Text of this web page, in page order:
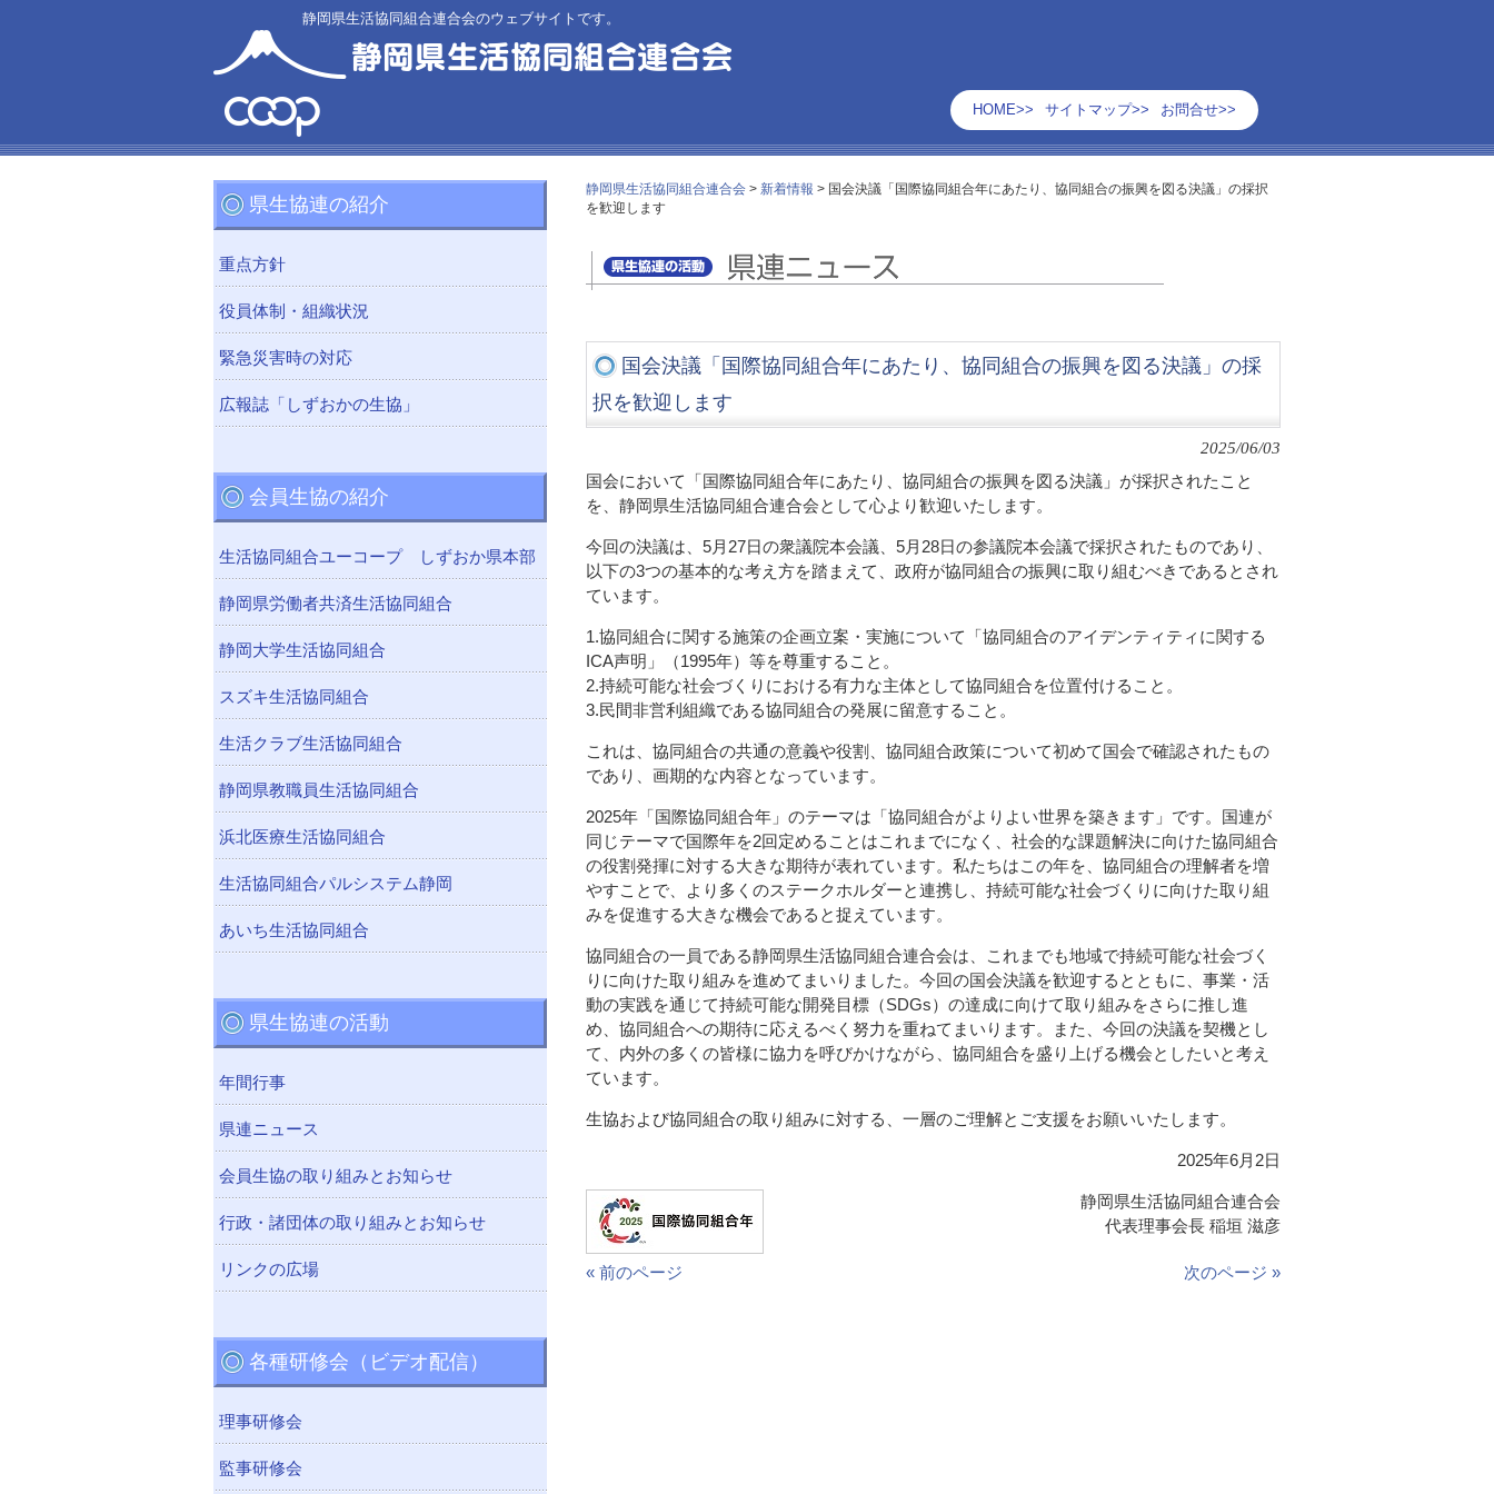
静岡県生活協同組合連合会のウェブサイトです。
お問合せ>>
サイトマップ>>
HOME>>
静岡県生活協同組合連合会 > 新着情報 > 国会決議「国際協同組合年にあたり、協同組合の振興を図る決議」の採択
を歓迎します
国会決議「国際協同組合年にあたり、協同組合の振興を図る決議」の採
択を歓迎します
2025/06/03
国会において「国際協同組合年にあたり、協同組合の振興を図る決議」が採択されたこと
を、静岡県生活協同組合連合会として心より歓迎いたします。
今回の決議は、5月27日の衆議院本会議、5月28日の参議院本会議で採択されたものであり、
以下の3つの基本的な考え方を踏まえて、政府が協同組合の振興に取り組むべきであるとされ
ています。
1.協同組合に関する施策の企画立案・実施について「協同組合のアイデンティティに関する
ICA声明」（1995年）等を尊重すること。
2.持続可能な社会づくりにおける有力な主体として協同組合を位置付けること。
3.民間非営利組織である協同組合の発展に留意すること。
これは、協同組合の共通の意義や役割、協同組合政策について初めて国会で確認されたもの
であり、画期的な内容となっています。
2025年「国際協同組合年」のテーマは「協同組合がよりよい世界を築きます」です。国連が
同じテーマで国際年を2回定めることはこれまでになく、社会的な課題解決に向けた協同組合
の役割発揮に対する大きな期待が表れています。私たちはこの年を、協同組合の理解者を増
やすことで、より多くのステークホルダーと連携し、持続可能な社会づくりに向けた取り組
みを促進する大きな機会であると捉えています。
協同組合の一員である静岡県生活協同組合連合会は、これまでも地域で持続可能な社会づく
りに向けた取り組みを進めてまいりました。今回の国会決議を歓迎するとともに、事業・活
動の実践を通じて持続可能な開発目標（SDGs）の達成に向けて取り組みをさらに推し進
め、協同組合への期待に応えるべく努力を重ねてまいります。また、今回の決議を契機とし
て、内外の多くの皆様に協力を呼びかけながら、協同組合を盛り上げる機会としたいと考え
ています。
生協および協同組合の取り組みに対する、一層のご理解とご支援をお願いいたします。
2025年6月2日
静岡県生活協同組合連合会
代表理事会長 稲垣 滋彦
« 前のページ 次のページ »
県生協連の紹介
重点方針
役員体制・組織状況
緊急災害時の対応
広報誌「しずおかの生協」
会員生協の紹介
生活協同組合ユーコープ しずおか県本部
静岡県労働者共済生活協同組合
静岡大学生活協同組合
スズキ生活協同組合
生活クラブ生活協同組合
静岡県教職員生活協同組合
浜北医療生活協同組合
生活協同組合パルシステム静岡
あいち生活協同組合
県生協連の活動
年間行事
県連ニュース
会員生協の取り組みとお知らせ
行政・諸団体の取り組みとお知らせ
リンクの広場
各種研修会（ビデオ配信）
理事研修会
監事研修会